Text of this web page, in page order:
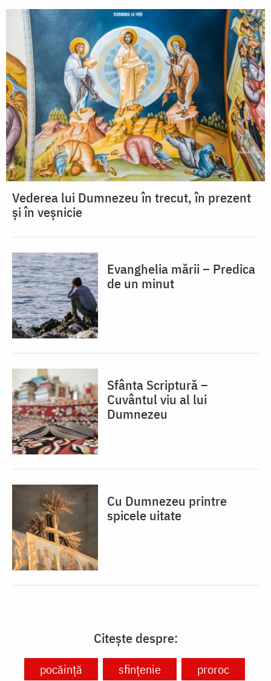
Vederea lui Dumnezeu în trecut, în prezent
și în veșnicie
Evanghelia mării – Predica
de un minut
Sfânta Scriptură –
Cuvântul viu al lui
Dumnezeu
Cu Dumnezeu printre
spicele uitate
Citește despre:
pocăință sfințenie
proroc